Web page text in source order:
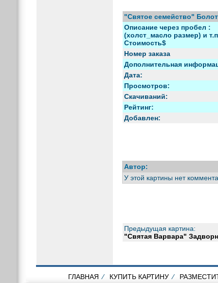
"Святое семейство"
Описание через пробел :
(холст_масло размер) и
Стоимость$
Номер заказа
Дополнительная
Дата:
Просмотров:
Скачиваний:
Рейтинг:
Добавлен:
Автор:
У этой картины нет
Предыдущая картина:
"Святая Варвара"
ГЛАВНАЯ ⁄ КУПИТЬ КАРТИНУ ⁄